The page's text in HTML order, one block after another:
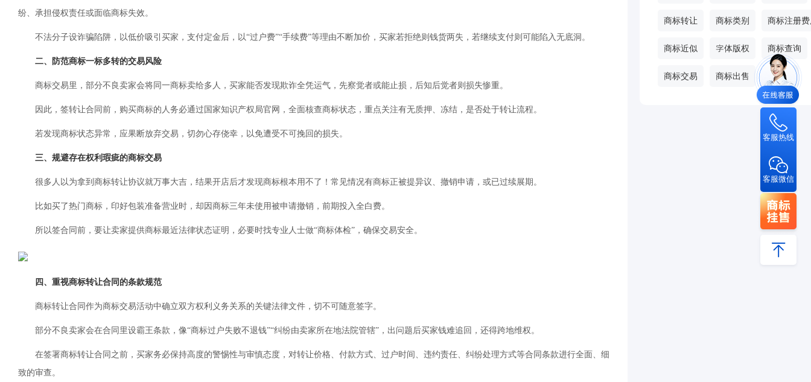
纷、承担侵权责任或面临商标失效。
不法分子设诈骗陷阱，以低价吸引买家，支付定金后，以“过户费”“手续费”等理由不断加价，买家若拒绝则钱货两失，若继续支付则可能陷入无底洞。
二、防范商标一标多转的交易风险
商标交易里，部分不良卖家会将同一商标卖给多人，买家能否发现欺诈全凭运气，先察觉者或能止损，后知后觉者则损失惨重。
因此，签转让合同前，购买商标的人务必通过国家知识产权局官网，全面核查商标状态，重点关注有无质押、冻结，是否处于转让流程。
若发现商标状态异常，应果断放弃交易，切勿心存侥幸，以免遭受不可挽回的损失。
三、规避存在权利瑕疵的商标交易
很多人以为拿到商标转让协议就万事大吉，结果开店后才发现商标根本用不了！常见情况有商标正被提异议、撤销申请，或已过续展期。
比如买了热门商标，印好包装准备营业时，却因商标三年未使用被申请撤销，前期投入全白费。
所以签合同前，要让卖家提供商标最近法律状态证明，必要时找专业人士做“商标体检”，确保交易安全。
四、重视商标转让合同的条款规范
商标转让合同作为商标交易活动中确立双方权利义务关系的关键法律文件，切不可随意签字。
部分不良卖家会在合同里设霸王条款，像“商标过户失败不退钱”“纠纷由卖家所在地法院管辖”，出问题后买家钱难追回，还得跨地维权。
在签署商标转让合同之前，买家务必保持高度的警惕性与审慎态度，对转让价格、付款方式、过户时间、违约责任、纠纷处理方式等合同条款进行全面、细
致的审查。
商标转让 商标类别 商标注册
商标近似 字体版权 商标查询
商标交易 商标出售 甄标网
客服热线
客服微信